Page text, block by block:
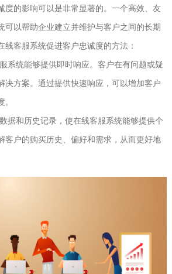
度的影响可以是非常显著的。一个高效、友
可以帮助企业建立并维护与客户之间的长期
线客服系统促进客户忠诚度的方法：
系统能够提供即时响应。客户在有问题或疑
决方案。通过提供快速响应，可以增加客户
据和历史记录，使在线客服系统能够提供个
客户的购买历史、偏好和需求，从而更好地